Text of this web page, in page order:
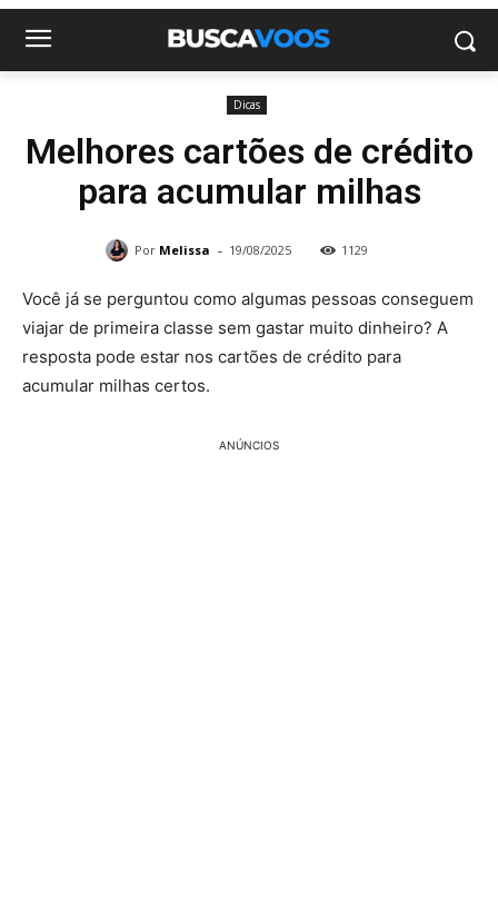
Dicas
Melhores cartões de crédito
para acumular milhas
Por Melissa - 19/08/2025 1129
Você já se perguntou como algumas pessoas conseguem
viajar de primeira classe sem gastar muito dinheiro? A
resposta pode estar nos cartões de crédito para
acumular milhas certos.
ANÚNCIOS